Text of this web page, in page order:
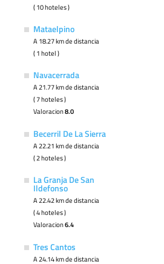
( 10 hoteles )
Mataelpino
A 18.27 km de distancia
( 1 hotel )
Navacerrada
A 21.77 km de distancia
( 7 hoteles )
Valoracion8.0
Becerril De La Sierra
A 22.21 km de distancia
( 2 hoteles )
La Granja De San
Ildefonso
A 22.42 km de distancia
( 4 hoteles )
Valoracion6.4
Tres Cantos
A 24.14 km de distancia